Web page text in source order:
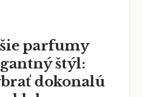
parfumy
štýl:
dokonalú